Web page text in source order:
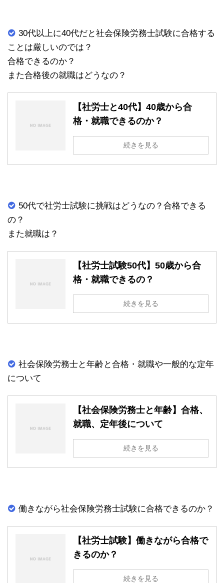
30代以上に40代だと社会保険労務士試験に合格する
ことは厳しいのでは？
合格できるのか？
また合格後の就職はどうなの？
【社労士と40代】40歳から合
格・就職できるのか？
続きを見る
50代で社労士試験に挑戦はどうなの？合格できる
の？
また就職は？
【社労士試験50代】50歳から合
格・就職できるの？
続きを見る
社会保険労務士と年齢と合格・就職や一般的な定年
について
【社会保険労務士と年齢】合格、
就職、定年後について
続きを見る
働きながら社会保険労務士試験に合格できるのか？
【社労士試験】働きながら合格で
きるのか？
続きを見る